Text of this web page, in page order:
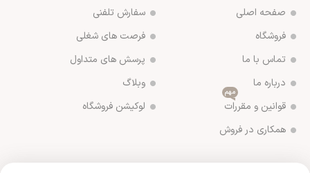
صفحه اصلی
فروشگاه
تماس با ما
درباره ما
قوانین و مقررات
مهم
همکاری در فروش
سفارش تلفنی
فرصت های شغلی
پرسش های متداول
وبلاگ
لوکیشن فروشگاه